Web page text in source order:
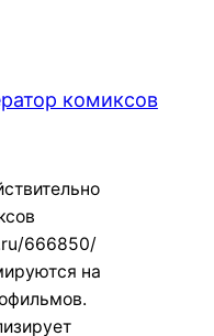
комиксов
666850/
на